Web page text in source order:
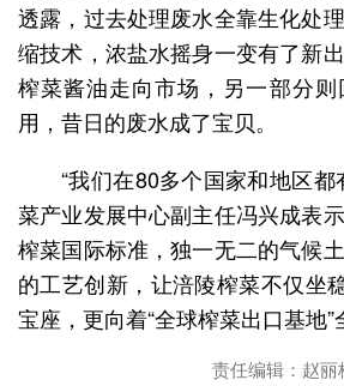
透露，过去处理废水全靠生化处
缩技术，浓盐水摇身一变有了新
榨菜酱油走向市场，另一部分
用，昔日的废水成了宝贝。
“我们在80多个国家和地区
菜产业发展中心副主任冯兴成表
榨菜国际标准，独一无二的气候
的工艺创新，让涪陵榨菜不仅坐
宝座，更向着“全球榨菜出口基地”
责任编辑：赵